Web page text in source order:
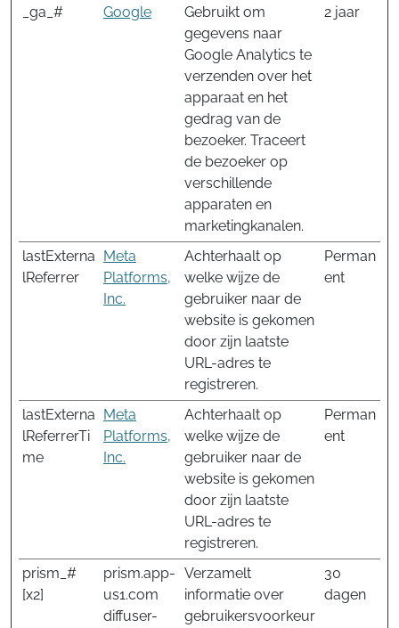
_ga_# Google
Gebruikt om
gegevens naar
Google Analytics te
verzenden over het
apparaat en het
gedrag van de
bezoeker. Traceert
de bezoeker op
verschillende
apparaten en
marketingkanalen.
2 jaar
lastExterna
lReferrer
Meta
Platforms,
Inc.
Achterhaalt op
welke wijze de
gebruiker naar de
website is gekomen
door zijn laatste
URL-adres te
registreren.
Perman
ent
lastExterna
lReferrerTi
me
Meta
Platforms,
Inc.
Achterhaalt op
welke wijze de
gebruiker naar de
website is gekomen
door zijn laatste
URL-adres te
registreren.
Perman
ent
prism_#
[x2]
prism.app-
us1.com
diffuser-
Verzamelt
informatie over
gebruikersvoorkeur
30
dagen